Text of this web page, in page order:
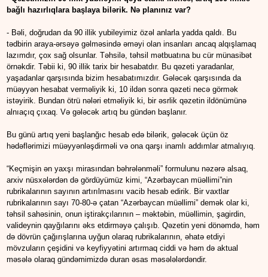
bağlı hazırlıqlara başlaya bilərik. Nə planınız var?
- Bəli, doğrudan da 90 illik yubileyimiz özəl anlarla yadda qaldı. Bu
tədbirin araya-ərsəyə gəlməsində əməyi olan insanları ancaq alqışlamaq
lazımdır, çox sağ olsunlar. Təhsilə, təhsil mətbuatına bu cür münasibət
örnəkdir. Təbii ki, 90 illik tarix bir hesabatdır. Bu qəzeti yaradanlar,
yaşadanlar qarşısında bizim hesabatımızdır. Gələcək qarşısında da
müəyyən hesabat verməliyik ki, 10 ildən sonra qəzeti necə görmək
istəyirik. Bundan ötrü nələri etməliyik ki, bir əsrlik qəzetin ildönümünə
alnıaçıq çıxaq. Və gələcək artıq bu gündən başlanır.
Bu günü artıq yeni başlanğıc hesab edə bilərik, gələcək üçün öz
hədəflərimizi müəyyənləşdirməli və ona qarşı inamlı addımlar atmalıyıq.
“Keçmişin ən yaxşı mirasından bəhrələnməli” formulunu nəzərə alsaq,
arxiv nüsxələrdən də gördüyümüz kimi, “Azərbaycan müəllimi”nin
rubrikalarının sayının artırılmasını vacib hesab edirik. Bir vaxtlar
rubrikalarının sayı 70-80-ə çatan “Azərbaycan müəllimi” demək olar ki,
təhsil sahəsinin, onun iştirakçılarının – məktəbin, müəllimin, şagirdin,
valideynin qayğılarını əks etdirməyə çalışıb. Qəzetin yeni dönəmdə, həm
də dövrün çağırışlarına uyğun olaraq rubrikalarının, əhatə etdiyi
mövzuların çeşidini və keyfiyyətini artırmaq ciddi və həm də aktual
məsələ olaraq gündəmimizdə duran əsas məsələlərdəndir.